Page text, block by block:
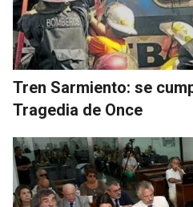
Tren Sarmiento: se
Tragedia de Once